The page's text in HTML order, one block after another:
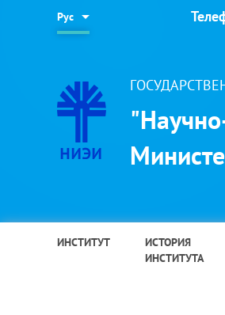
Рус
ИНСТИТУТ
ИСТОРИЯ
ИНСТИТУТА